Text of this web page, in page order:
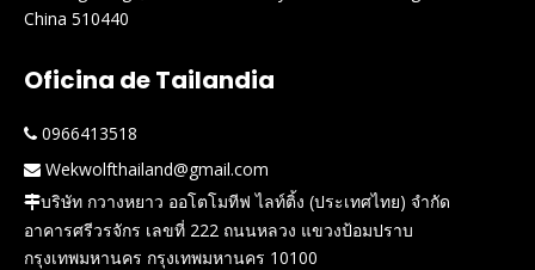
China 510440
Oficina de Tailandia
 0966413518
 Wekwolfthailand@gmail.com
บริษัท กวางหยาว ออโตโมทีฟ ไลท์ติ้ง (ประเทศไทย) จำกัด
อาคารศรีวรจักร เลขที่ 222 ถนนหลวง แขวงป้อมปราบ
กรุงเทพมหานคร กรุงเทพมหานคร 10100